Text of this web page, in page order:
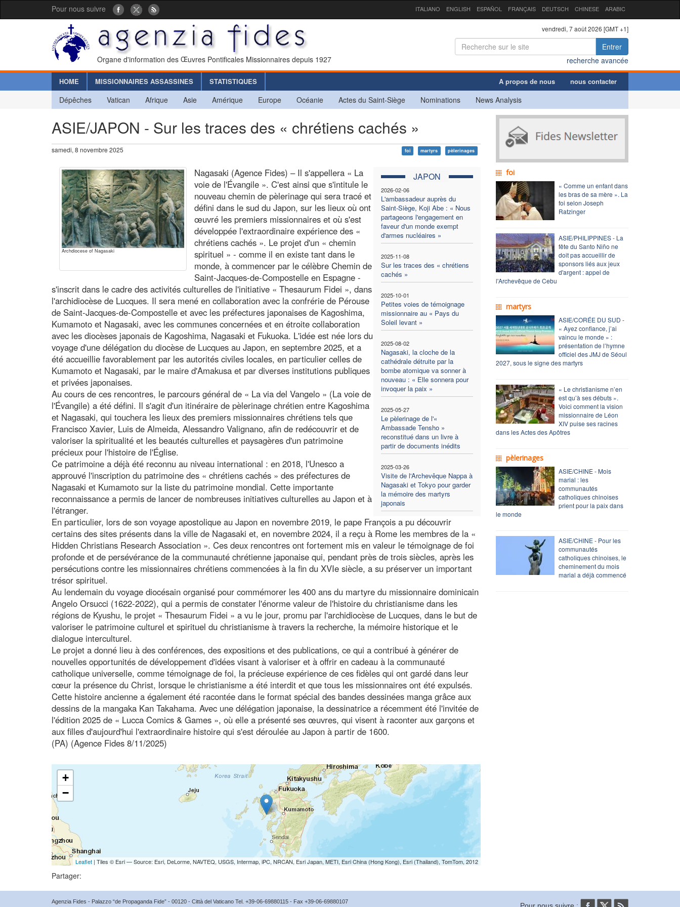
Pour nous suivre ITALIANO ENGLISH ESPAÑOL FRANÇAIS DEUTSCH CHINESE ARABIC
Organe d'information des Œuvres Pontificales Missionnaires depuis 1927
vendredi, 7 août 2026 [GMT +1]
Entrer
recherche avancée
HOME MISSIONNAIRES ASSASSINES STATISTIQUES A propos de nous nous contacter
Dépêches Vatican Afrique Asie Amérique Europe Océanie Actes du Saint-Siège Nominations News Analysis
ASIE/JAPON - Sur les traces des « chrétiens cachés »
samedi, 8 novembre 2025 foi martyrs pèlerinages
Archdiocese of Nagasaki
JAPON
2026-02-06
L'ambassadeur auprès du
Saint-Siège, Koji Abe : « Nous
partageons l'engagement en
faveur d'un monde exempt
d'armes nucléaires »
2025-11-08
Sur les traces des « chrétiens
cachés »
2025-10-01
Petites voies de témoignage
missionnaire au « Pays du
Soleil levant »
2025-08-02
Nagasaki, la cloche de la
cathédrale détruite par la
bombe atomique va sonner à
nouveau : « Elle sonnera pour
invoquer la paix »
2025-05-27
Le pèlerinage de l'«
Ambassade Tensho »
reconstitué dans un livre à
partir de documents inédits
2025-03-26
Visite de l'Archevêque Nappa à
Nagasaki et Tokyo pour garder
la mémoire des martyrs
japonais
Nagasaki (Agence Fides) – Il s'appellera « La
voie de l'Évangile ». C'est ainsi que s'intitule le
nouveau chemin de pèlerinage qui sera tracé et
défini dans le sud du Japon, sur les lieux où ont
œuvré les premiers missionnaires et où s'est
développée l'extraordinaire expérience des «
chrétiens cachés ». Le projet d'un « chemin
spirituel » - comme il en existe tant dans le
monde, à commencer par le célèbre Chemin de
Saint-Jacques-de-Compostelle en Espagne -
s'inscrit dans le cadre des activités culturelles de l'initiative « Thesaurum Fidei », dans
l'archidiocèse de Lucques. Il sera mené en collaboration avec la confrérie de Pérouse
de Saint-Jacques-de-Compostelle et avec les préfectures japonaises de Kagoshima,
Kumamoto et Nagasaki, avec les communes concernées et en étroite collaboration
avec les diocèses japonais de Kagoshima, Nagasaki et Fukuoka. L'idée est née lors du
voyage d'une délégation du diocèse de Lucques au Japon, en septembre 2025, et a
été accueillie favorablement par les autorités civiles locales, en particulier celles de
Kumamoto et Nagasaki, par le maire d'Amakusa et par diverses institutions publiques
et privées japonaises.
Au cours de ces rencontres, le parcours général de « La via del Vangelo » (La voie de
l'Évangile) a été défini. Il s'agit d'un itinéraire de pèlerinage chrétien entre Kagoshima
et Nagasaki, qui touchera les lieux des premiers missionnaires chrétiens tels que
Francisco Xavier, Luis de Almeida, Alessandro Valignano, afin de redécouvrir et de
valoriser la spiritualité et les beautés culturelles et paysagères d'un patrimoine
précieux pour l'histoire de l'Église.
Ce patrimoine a déjà été reconnu au niveau international : en 2018, l'Unesco a
approuvé l'inscription du patrimoine des « chrétiens cachés » des préfectures de
Nagasaki et Kumamoto sur la liste du patrimoine mondial. Cette importante
reconnaissance a permis de lancer de nombreuses initiatives culturelles au Japon et à
l'étranger.
En particulier, lors de son voyage apostolique au Japon en novembre 2019, le pape François a pu découvrir
certains des sites présents dans la ville de Nagasaki et, en novembre 2024, il a reçu à Rome les membres de la «
Hidden Christians Research Association ». Ces deux rencontres ont fortement mis en valeur le témoignage de foi
profonde et de persévérance de la communauté chrétienne japonaise qui, pendant près de trois siècles, après les
persécutions contre les missionnaires chrétiens commencées à la fin du XVIe siècle, a su préserver un important
trésor spirituel.
Au lendemain du voyage diocésain organisé pour commémorer les 400 ans du martyre du missionnaire dominicain
Angelo Orsucci (1622-2022), qui a permis de constater l'énorme valeur de l'histoire du christianisme dans les
régions de Kyushu, le projet « Thesaurum Fidei » a vu le jour, promu par l'archidiocèse de Lucques, dans le but de
valoriser le patrimoine culturel et spirituel du christianisme à travers la recherche, la mémoire historique et le
dialogue interculturel.
Le projet a donné lieu à des conférences, des expositions et des publications, ce qui a contribué à générer de
nouvelles opportunités de développement d'idées visant à valoriser et à offrir en cadeau à la communauté
catholique universelle, comme témoignage de foi, la précieuse expérience de ces fidèles qui ont gardé dans leur
cœur la présence du Christ, lorsque le christianisme a été interdit et que tous les missionnaires ont été expulsés.
Cette histoire ancienne a également été racontée dans le format spécial des bandes dessinées manga grâce aux
dessins de la mangaka Kan Takahama. Avec une délégation japonaise, la dessinatrice a récemment été l'invitée de
l'édition 2025 de « Lucca Comics & Games », où elle a présenté ses œuvres, qui visent à raconter aux garçons et
aux filles d'aujourd'hui l'extraordinaire histoire qui s'est déroulée au Japon à partir de 1600.
(PA) (Agence Fides 8/11/2025)
+
−
Leaflet| Tiles © Esri — Source: Esri, DeLorme, NAVTEQ, USGS, Intermap, iPC, NRCAN, Esri Japan, METI, Esri China (Hong Kong), Esri (Thailand), TomTom, 2012
Partager:
foi
« Comme un enfant dans
les bras de sa mère ». La
foi selon Joseph
Ratzinger
ASIE/PHILIPPINES - La
fête du Santo Niño ne
doit pas accueillir de
sponsors liés aux jeux
d'argent : appel de
l'Archevêque de Cebu
martyrs
ASIE/CORÉE DU SUD -
« Ayez confiance, j’ai
vaincu le monde » :
présentation de l’hymne
officiel des JMJ de Séoul
2027, sous le signe des martyrs
« Le christianisme n’en
est qu’à ses débuts ».
Voici comment la vision
missionnaire de Léon
XIV puise ses racines
dans les Actes des Apôtres
pèlerinages
ASIE/CHINE - Mois
marial : les
communautés
catholiques chinoises
prient pour la paix dans
le monde
ASIE/CHINE - Pour les
communautés
catholiques chinoises, le
cheminement du mois
marial a déjà commencé
Agenzia Fides - Palazzo “de Propaganda Fide” - 00120 - Città del Vaticano Tel. +39-06-69880115 - Fax +39-06-69880107 Pour nous suivre :